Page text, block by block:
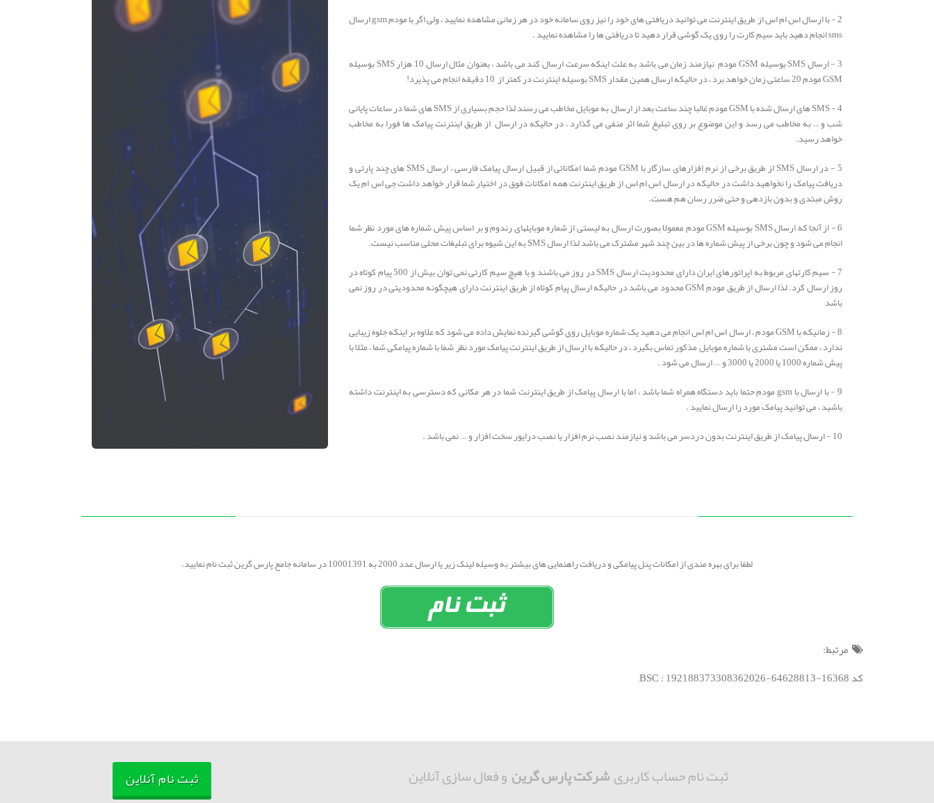
2 - با ارسال اس ام اس از طریق اینترنت می توانید دریافتی های خود را نیز روی سامانه خود در هر زمانی مشاهده نمایید ، ولی اگر با مودم gsm ارسال
sms انجام دهید باید سیم کارت را روی یک گوشی قرار دهید تا دریافتی ها را مشاهده نمایید .
3 - ارسال SMS بوسیله GSM مودم نیازمند زمان می باشد به علت اینکه سرعت ارسال کند می باشد ، بعنوان مثال ارسال 10 هزار SMS بوسیله
GSM مودم 20 ساعتی زمان خواهد برد ، در حالیکه ارسال همین مقدار SMS بوسیله اینترنت در کمتر از 10 دقیقه انجام می پذیرد!
4 - SMS های ارسال شده با GSM مودم غالبا چند ساعت بعد از ارسال به موبایل مخاطب می رسند لذا حجم بسیاری از SMS های شما در ساعات پایانی
شب و .. به مخاطب می رسد و این موضوع بر روی تبلیغ شما اثر منفی می گذارد ، در حالیکه در ارسال از طریق اینترنت پیامک ها فورا به مخاطب
خواهد رسید.
5 - در ارسال SMS از طریق برخی از نرم افزارهای سازگار با GSM مودم شما امکاناتی از قبیل ارسال پیامک فارسی ، ارسال SMS های چند پارتی و
دریافت پیامک را نخواهید داشت در حالیکه در ارسال اس ام اس از طریق اینترنت همه امکانات فوق در اختیار شما قرار خواهد داشت جی اس ام یک
روش مبتدی و بدون بازدهی و حتی ضرر رسان هم هست.
6 - از آنجا که ارسال SMS بوسیله GSM مودم معمولا بصورت ارسال به لیستی از شماره موبایلهای رندوم و بر اساس پیش شماره های مورد نظر شما
انجام می شود و چون برخی از پیش شماره ها در بین چند شهر مشترک می باشد لذا ارسال SMS به این شیوه برای تبلیغات محلی مناسب نیست.
7 - سیم کارتهای مربوط به اپراتورهای ایران دارای محدودیت ارسال SMS در روز می باشند و با هیچ سیم کارتی نمی توان بیش از 500 پیام کوتاه در
روز ارسال کرد. لذا ارسال از طریق مودم GSM محدود می باشد در حالیکه ارسال پیام کوتاه از طریق اینترنت دارای هیچگونه محدودیتی در روز نمی
باشد
8 - زمانیکه با GSM مودم ، ارسال اس ام اس انجام می دهید یک شماره موبایل روی گوشی گیرنده نمایش داده می شود که علاوه بر اینکه جلوه زیبایی
ندارد ، ممکن است مشتری با شماره موبایل مذکور تماس بگیرد ، در حالیکه با ارسال از طریق اینترنت پیامک مورد نظر شما با شماره پیامکی شما ، مثلا با
پیش شماره 1000 یا 2000 یا 3000 و … ارسال می شود .
9 - با ارسال با gsm مودم حتما باید دستگاه همراه شما باشد ، اما با ارسال پیامک از طریق اینترنت شما در هر مکانی که دسترسی به اینترنت داشته
باشید ، می توانید پیامک مورد را ارسال نمایید .
10 - ارسال پیامک از طریق اینترنت بدون دردسر می باشد و نیازمند نصب نرم افزار یا نصب درایور سخت افزار و … نمی باشد .
لطفا برای بهره مندی از امکانات پنل پیامکی و دریافت راهنمایی های بیشتر به وسیله لینک زیر یا ارسال عدد 2000 به 10001391 در سامانه جامع پارس گرین ثبت نام نمایید.
مرتبط:
کد BSC : 192188373308362026-64628813-16368;
ثبت نام حساب کاربریشرکت پارس گرین و فعال سازی آنلاین ثبت نام آنلاین